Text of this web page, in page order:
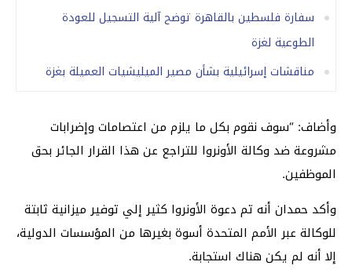
سفارة فلسطين بالقاهرة توضح آلية التسجيل للعودة
الطوعية لغزة
مناقشات إسرائيلية بشأن مصير الميليشيات العميلة بغزة
وأضاف: “سوف نقوم بكل ما يلزم من اعتصامات وإضرابات
مشروعة ضد وكالة الأونروا للتراجع عن هذا القرار الجائر بحق
الموظفين.
وأكد حمدان أنه تم دعوة الأونروا كثير إلي توفير ميزانية ثابتة
للوكالة عبر الأمم المتحدة أسوة بغيرها من المؤسسات الدولية،
إلا أنه لم يكن هناك استجابة.